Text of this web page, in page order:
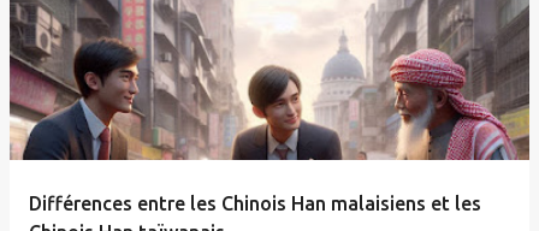
Différences entre les Chinois Han malaisiens et les